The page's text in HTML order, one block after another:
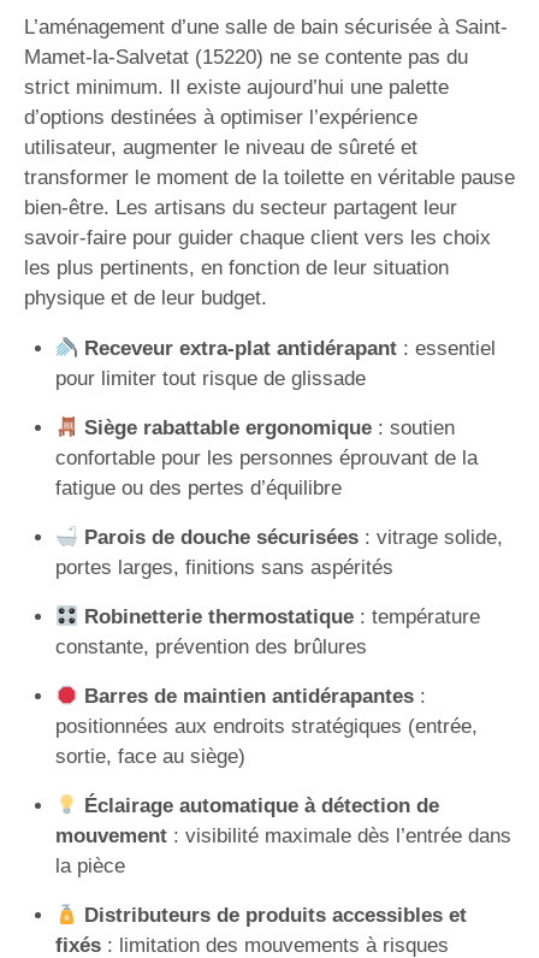
L’aménagement d’une salle de bain sécurisée à Saint-
Mamet-la-Salvetat (15220) ne se contente pas du
strict minimum. Il existe aujourd’hui une palette
d’options destinées à optimiser l’expérience
utilisateur, augmenter le niveau de sûreté et
transformer le moment de la toilette en véritable pause
bien-être. Les artisans du secteur partagent leur
savoir-faire pour guider chaque client vers les choix
les plus pertinents, en fonction de leur situation
physique et de leur budget.
Receveur extra-plat antidérapant: essentiel
pour limiter tout risque de glissade
Siège rabattable ergonomique: soutien
confortable pour les personnes éprouvant de la
fatigue ou des pertes d’équilibre
Parois de douche sécurisées: vitrage solide,
portes larges, finitions sans aspérités
Robinetterie thermostatique: température
constante, prévention des brûlures
Barres de maintien antidérapantes:
positionnées aux endroits stratégiques (entrée,
sortie, face au siège)
Éclairage automatique à détection de
mouvement: visibilité maximale dès l’entrée dans
la pièce
Distributeurs de produits accessibles et
fixés: limitation des mouvements à risques